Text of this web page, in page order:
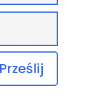
Prześlij